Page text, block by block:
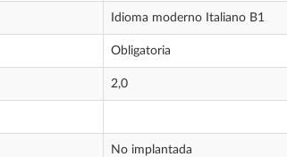
Idioma moderno Italiano B1
Obligatoria
2,0
No implantada